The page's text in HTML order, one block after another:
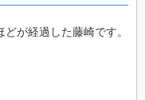
が経過した藤崎です。